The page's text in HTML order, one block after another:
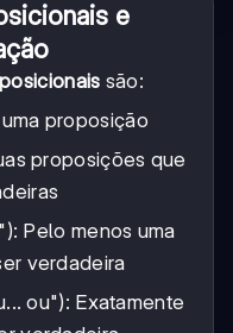
e
são:
proposição
proposições que
Pelo menos uma
verdadeira
ou"): Exatamente